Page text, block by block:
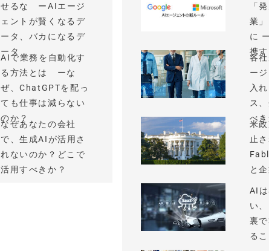
せるな ーAIエージ
ェントが賢くなるデ
ータ、バカになるデ
ータ
AIで業務を自動化す
る方法とは ーな
ぜ、ChatGPTを配っ
ても仕事は減らない
のか？
なぜあなたの会社
で、生成AIが活用さ
れないのか？どこで
活用すべきか？
「
業
に
携
各
ー
入
ス
べ
米
止
と
AI
い
裏
るこ